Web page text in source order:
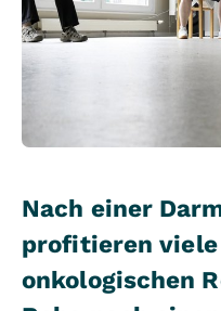
Nach einer
profitieren
onkologischen